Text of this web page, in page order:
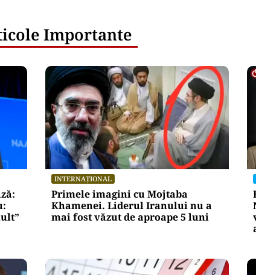
Importante
INTERNAȚIONAL
Primele imagini cu Mojtaba
Khamenei. Liderul Iranului nu a
mai fost văzut de aproape 5 luni